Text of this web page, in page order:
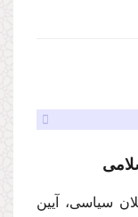
سیاسى، آیین